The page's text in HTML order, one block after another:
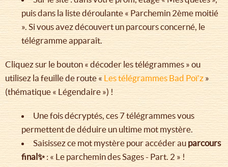
puis dans la liste déroulante « Parchemin 2ème moitié
». Si vous avez découvert un parcours concerné, le
télégramme apparaît.
Cliquez sur le bouton « décoder les télégrammes » ou
utilisez la feuille de route « Les télégrammes Bad Poï’z »
(thématique « Légendaire ») !
Une fois décryptés, ces 7 télégrammes vous
permettent de déduire un ultime mot mystère.
Saisissez ce mot mystère pour accéder au parcours
final✨: « Le parchemin des Sages - Part. 2 » !